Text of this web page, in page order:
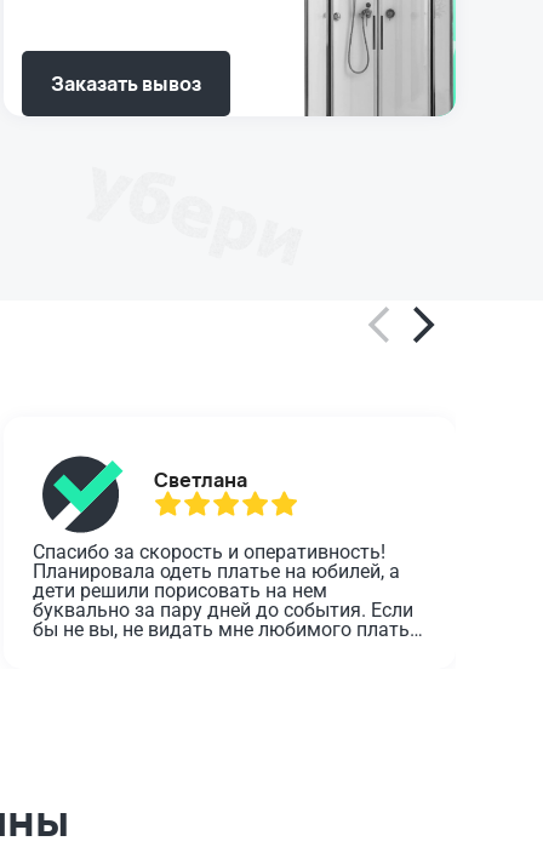
Заказать вывоз
Светлана
Спасибо за скорость и оперативность!
Планировала одеть платье на юбилей, а
дети решили порисовать на нем
буквально за пару дней до события. Если
бы не вы, не видать мне любимого платья